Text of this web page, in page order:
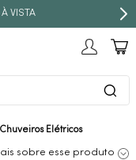
VISTA
Chuveiros Elétricos
sobre esse produto